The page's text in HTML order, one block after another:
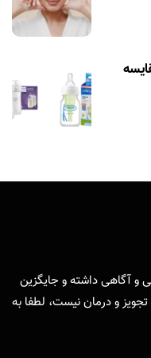
و آگاهی داشته و جایگزین
و درمان نیست، لطفا به